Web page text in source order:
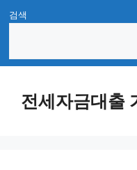
Skip
content
검색
전세자금대출